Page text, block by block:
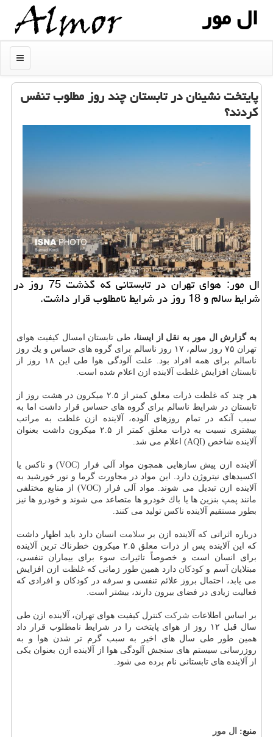
ال مور
منو
پایتخت نشینان در تابستان چند روز مطلوب تنفس
كردند؟
ال مور: هوای تهران در تابستانی كه گذشت 75 روز در
شرایط سالم و 18 روز در شرایط نامطلوب قرار داشت.
به گزارش ال مور به نقل از ایسنا، طی تابستان امسال كیفیت هوای
تهران ۷۵ روز سالم، ۱۷ روز ناسالم برای گروه های حساس و یك روز
ناسالم برای همه افراد بود. علت آلودگی هوا طی این ۱۸ روز از
تابستان افزایش غلظت آلاینده ازن اعلام شده است.
هر چند كه غلظت ذرات معلق كمتر از ۲.۵ میكرون در هشت روز از
تابستان در شرایط ناسالم برای گروه های حساس قرار داشت اما به
سبب آنكه در تمام روزهای آلوده، آلاینده ازن غلظت به مراتب
بیشتری نسبت به ذرات معلق كمتر از ۲.۵ میكرون داشت بعنوان
آلاینده شاخص (AQI) اعلام می شد.
آلاینده ازن پیش سازهایی همچون مواد آلی فرار (VOC) و ناكس یا
اكسیدهای نیتروژن دارد. این مواد در مجاورت گرما و نور خورشید به
آلاینده ازن تبدیل می شوند. مواد آلی فرار (VOC) از منابع مختلفی
مانند پمپ بنزین ها یا باك خودرو ها متصاعد می شوند و خودرو ها نیز
بطور مستقیم آلاینده ناكس تولید می كنند.
درباره اثراتی كه آلاینده ازن بر سلامت انسان دارد باید اظهار داشت
كه این آلاینده پس از ذرات معلق ۲.۵ میكرون خطرناك ترین آلاینده
برای انسان است و خصوصاً تاثیرات سوء برای بیماران تنفسی،
مبتلایان آسم وكودكان دارد همین طور زمانی كه غلظت ازن افزایش
می یابد، احتمال بروز علائم تنفسی و سرفه در كودكان و افرادی كه
فعالیت زیادی در فضای بیرون دارند، بیشتر است.
بر اساس اطلاعات شركت كنترل كیفیت هوای تهران، آلاینده ازن طی
سال قبل ۱۲ روز از هوای پایتخت را در شرایط نامطلوب قرار داد
همین طور طی سال های اخیر به سبب گرم تر شدن هوا و به
روزرسانی سیستم های سنجش آلودگی هوا از آلاینده ازن بعنوان یكی
از آلاینده های تابستانی نام برده می شود.
منبع: ال مور